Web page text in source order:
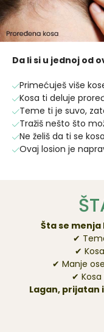
Da li si u jednoj od
Primećuješ više
Kosa ti deluje
Teme ti je suvo,
Tražiš nešto što
Ne želiš da ti se
Ovaj losion je
Šta se
✔
✔
✔ Manje
✔ Kosa
Lagan, prijatan